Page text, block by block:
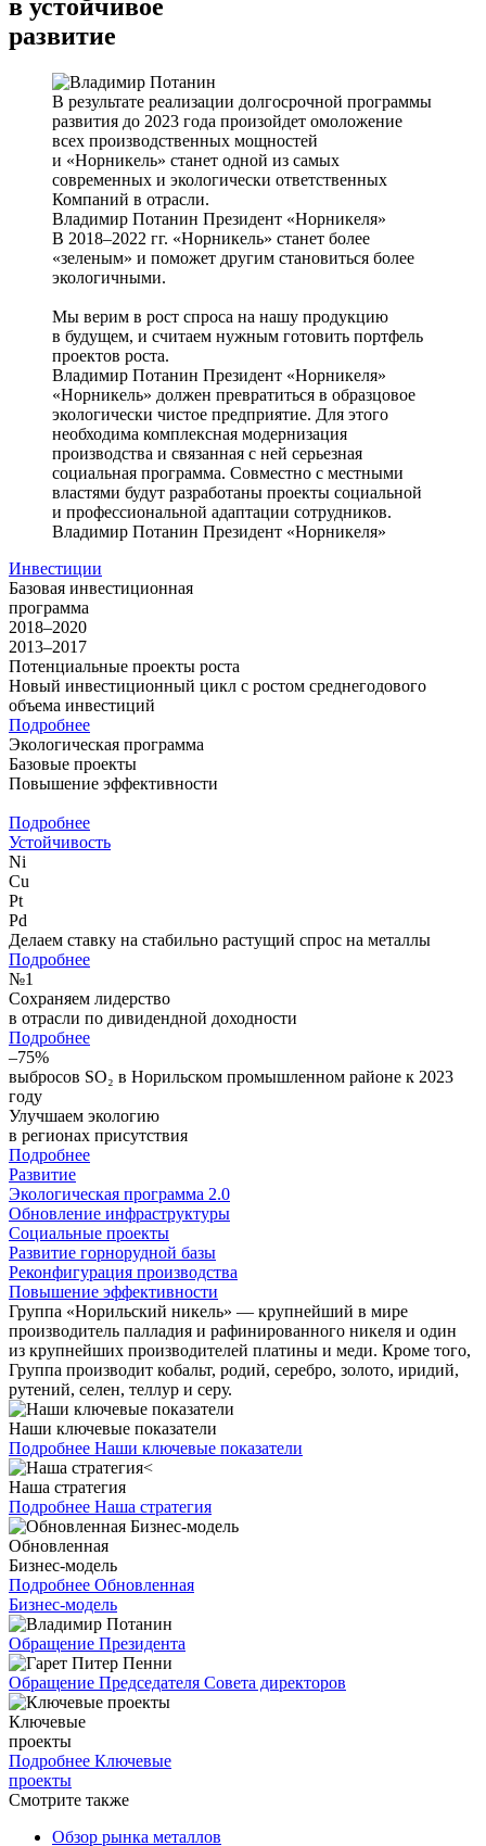
в устойчивое
развитие
В результате реализации долгосрочной программы
развития до 2023 года произойдет омоложение
всех производственных мощностей
и «Норникель» станет одной из самых
современных и экологически ответственных
Компаний в отрасли.
Владимир Потанин Президент «Норникеля»
В 2018–2022 гг. «Норникель» станет более
«зеленым» и поможет другим становиться более
экологичными.
Мы верим в рост спроса на нашу продукцию
в будущем, и считаем нужным готовить портфель
проектов роста.
Владимир Потанин Президент «Норникеля»
«Норникель» должен превратиться в образцовое
экологически чистое предприятие. Для этого
необходима комплексная модернизация
производства и связанная с ней серьезная
социальная программа. Совместно с местными
властями будут разработаны проекты социальной
и профессиональной адаптации сотрудников.
Владимир Потанин Президент «Норникеля»
Инвестиции
Базовая инвестиционная
программа
2018–2020
2013–2017
Потенциальные проекты роста
Новый инвестиционный цикл с ростом среднегодового
объема инвестиций
Подробнее
Экологическая программа
Базовые проекты
Повышение эффективности
Подробнее
Устойчивость
Ni
Cu
Pt
Pd
Делаем ставку на стабильно растущий спрос на металлы
Подробнее
№1
Сохраняем лидерство
в отрасли по дивидендной доходности
Подробнее
–75%
выбросов SO₂ в Норильском промышленном районе к 2023
году
Улучшаем экологию
в регионах присутствия
Подробнее
Развитие
Экологическая программа 2.0
Обновление инфраструктуры
Социальные проекты
Развитие горнорудной базы
Реконфигурация производства
Повышение эффективности
Группа «Норильский никель» — крупнейший в мире
производитель палладия и рафинированного никеля и один
из крупнейших производителей платины и меди. Кроме того,
Группа производит кобальт, родий, серебро, золото, иридий,
рутений, селен, теллур и серу.
Наши ключевые показатели
Подробнее Наши ключевые показатели
Наша стратегия
Подробнее Наша стратегия
Обновленная
Бизнес-модель
Подробнее Обновленная
Бизнес-модель
Обращение Президента
Обращение Председателя Совета директоров
Ключевые
проекты
Подробнее Ключевые
проекты
Смотрите также
Обзор рынка металлов